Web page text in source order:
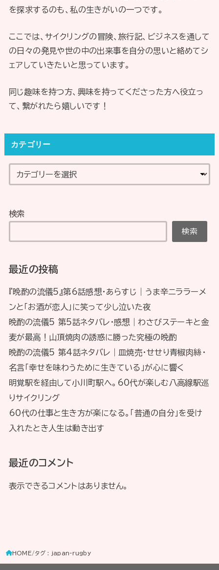
を探求するのも、私の生きがいの一つです。
ここでは、サイクリングの冒険、旅行記、ビジネスを通して
の日々の発見や世の中の出来事を自分の思いと絡めてシ
ェアしていきたいと思っています。
同じ趣味を持つ方、興味を持ってくださった方へ役立っ
て、繋がれたら嬉しいです！
カテゴリー
検索
検索
最近の投稿
『晩酌の流儀5』第6話感想・あらすじ｜うま辛ニララーメ
ンと「お酒が恋人」に笑って少し泣いた夜
晩酌の流儀5 第5話ネタバレ・感想｜わさびステーキと金
麦が最高！山頂焼肉の誘惑に勝った究極の晩酌
晩酌の流儀5 第4話ネタバレ｜皿焼売・せせり青椒肉絲・
名言「幸せを味わうために生きている」が心に響く
明覚駅を経由して小川町駅へ。60代が楽しむ八高線駅巡
りサイクリング
60代の仕事と生き方が楽になる。「普通の自分」を受け
入れたとき人生は動き出す
最近のコメント
表示できるコメントはありません。
HOME タグ : japan-rugby